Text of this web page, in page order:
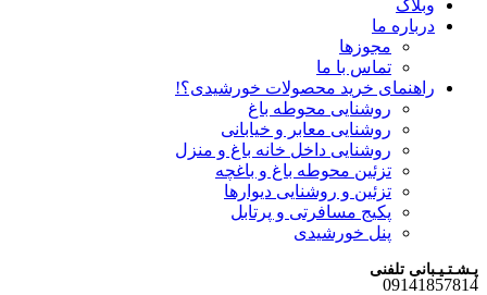
وبلاگ
درباره ما
مجوزها
تماس با ما
راهنمای خرید محصولات خورشیدی؟!
روشنایی محوطه باغ
روشنایی معابر و خیابانی
روشنایی داخل خانه باغ و منزل
تزئین محوطه باغ و باغچه
تزئین و روشنایی دیوارها
پکیج مسافرتی و پرتابل
پنل خورشیدی
پـشـتـیـبانی تلفنی
09141857814